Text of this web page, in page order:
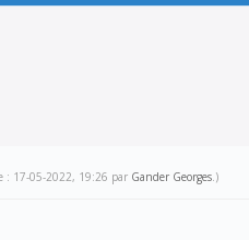
: 17-05-2022, 19:26 par Gander Georges.)